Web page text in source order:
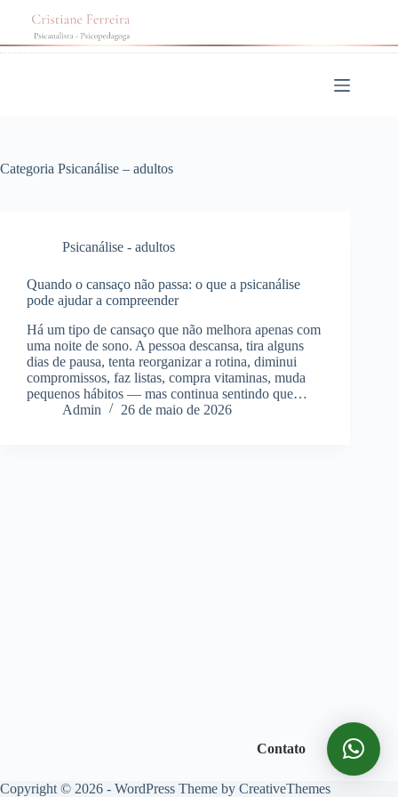
conteúdo
Categoria Psicanálise – adultos
Psicanálise - adultos
Quando o cansaço não passa: o que a psicanálise
pode ajudar a compreender
Há um tipo de cansaço que não melhora apenas com
uma noite de sono. A pessoa descansa, tira alguns
dias de pausa, tenta reorganizar a rotina, diminui
compromissos, faz listas, compra vitaminas, muda
pequenos hábitos — mas continua sentindo que…
Admin
26 de maio de 2026
Copyright © 2026 - WordPress Theme by CreativeThemes
Contato